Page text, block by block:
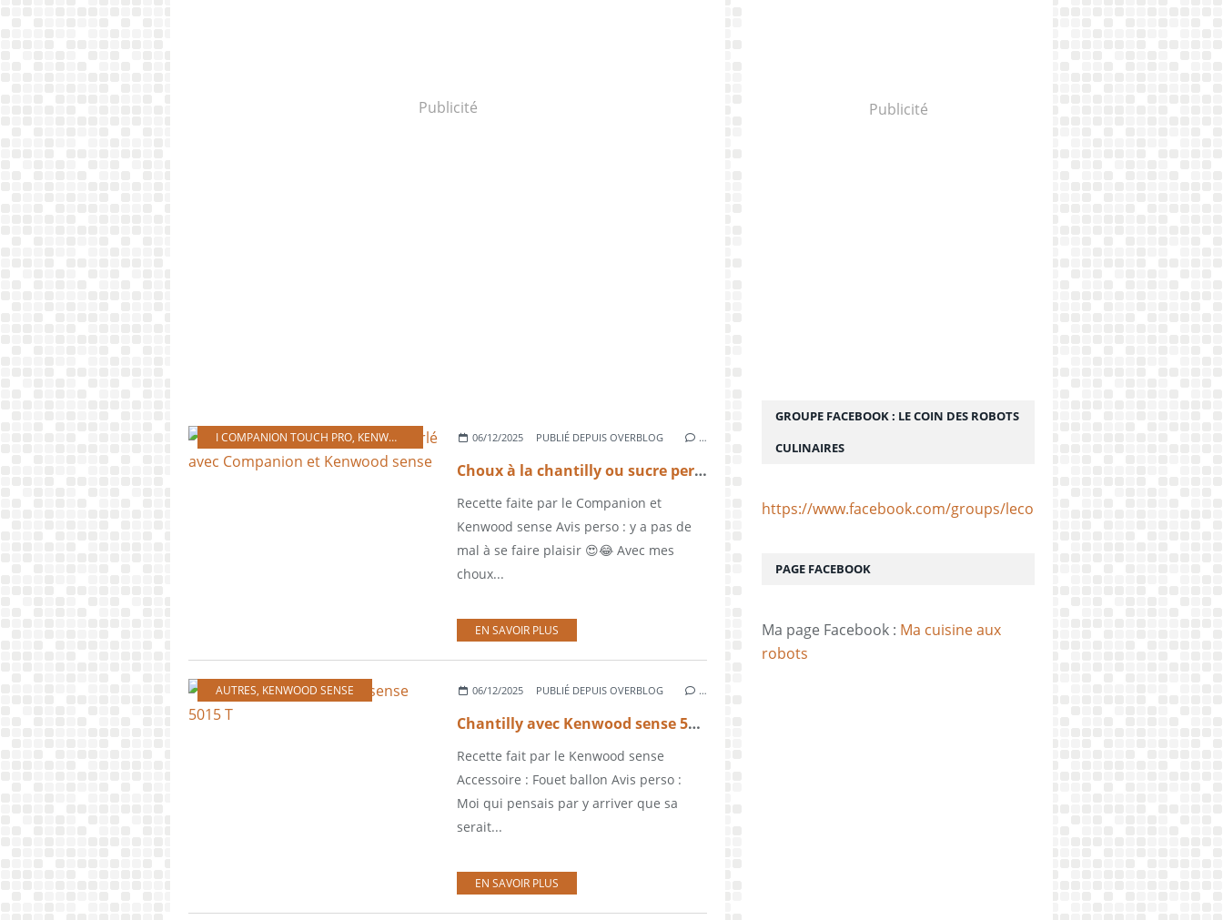
Publicité
I COMPANION TOUCH PRO, KENWOOD SENSE 06/12/2025 PUBLIÉ DEPUIS OVERBLOG …
Choux à la chantilly ou sucre perlé avec Companion et Kenwood sense
Recette faite par le Companion et
Kenwood sense Avis perso : y a pas de
mal à se faire plaisir 😍😂 Avec mes
choux...
EN SAVOIR PLUS
AUTRES, KENWOOD SENSE 06/12/2025 PUBLIÉ DEPUIS OVERBLOG …
Chantilly avec Kenwood sense 5015 T
Recette fait par le Kenwood sense
Accessoire : Fouet ballon Avis perso :
Moi qui pensais par y arriver que sa
serait...
EN SAVOIR PLUS
Publicité
PAGE FACEBOOK
Ma page Facebook : Ma cuisine aux
robots
GROUPE FACEBOOK : LE COIN DES ROBOTS
CULINAIRES
https://www.facebook.com/groups/lecoindesrobotsculinaires